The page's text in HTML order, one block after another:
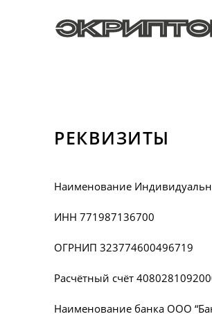
РЕКВИЗИТЫ
Наименование
ИНН 771987136700
ОГРНИП 323774600496719
Расчётный счёт
Наименование банка ООО